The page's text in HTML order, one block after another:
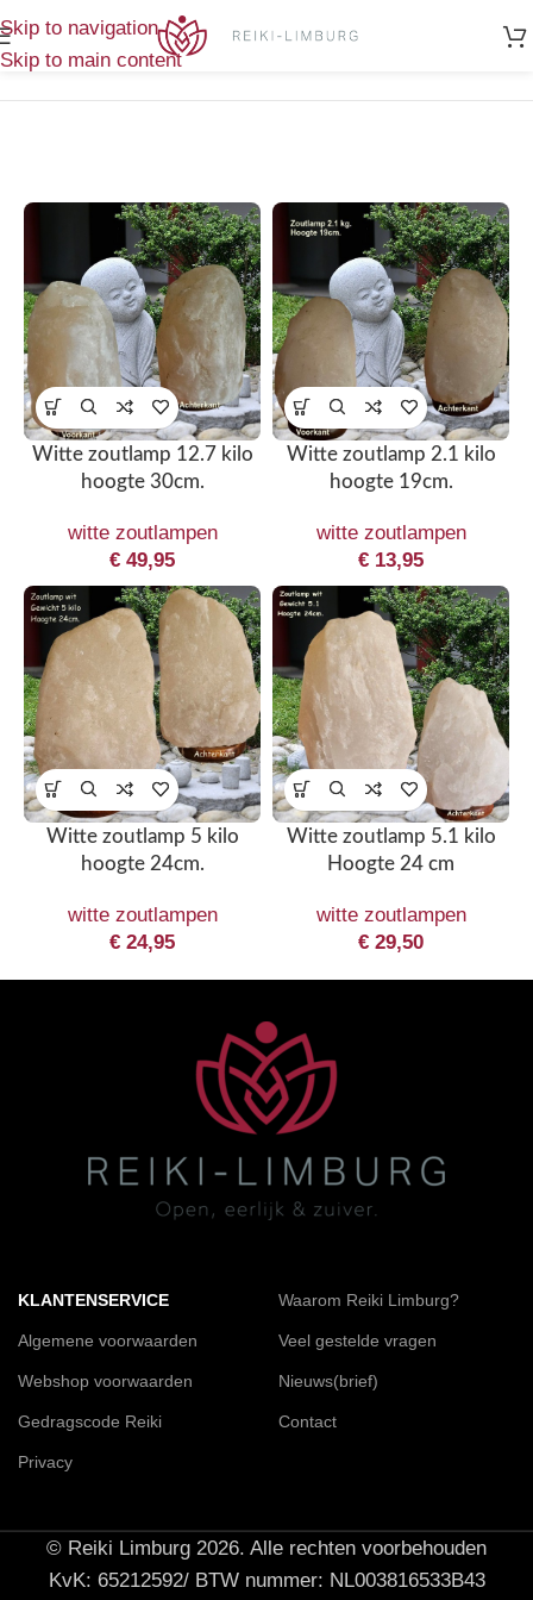
Skip to navigation
Skip to main content
Zout en Seleniet lampen
witte zoutlampen
Witte zoutlamp 12.7 kilo
hoogte 30cm.
witte zoutlampen
€ 49,95
Witte zoutlamp 2.1 kilo
hoogte 19cm.
witte zoutlampen
€ 13,95
Witte zoutlamp 5 kilo
hoogte 24cm.
witte zoutlampen
€ 24,95
Witte zoutlamp 5.1 kilo
Hoogte 24 cm
witte zoutlampen
€ 29,50
KLANTENSERVICE
Algemene voorwaarden
Webshop voorwaarden
Gedragscode Reiki
Privacy
Waarom Reiki Limburg?
Veel gestelde vragen
Nieuws(brief)
Contact
© Reiki Limburg 2026. Alle rechten voorbehouden
KvK: 65212592/ BTW nummer: NL003816533B43